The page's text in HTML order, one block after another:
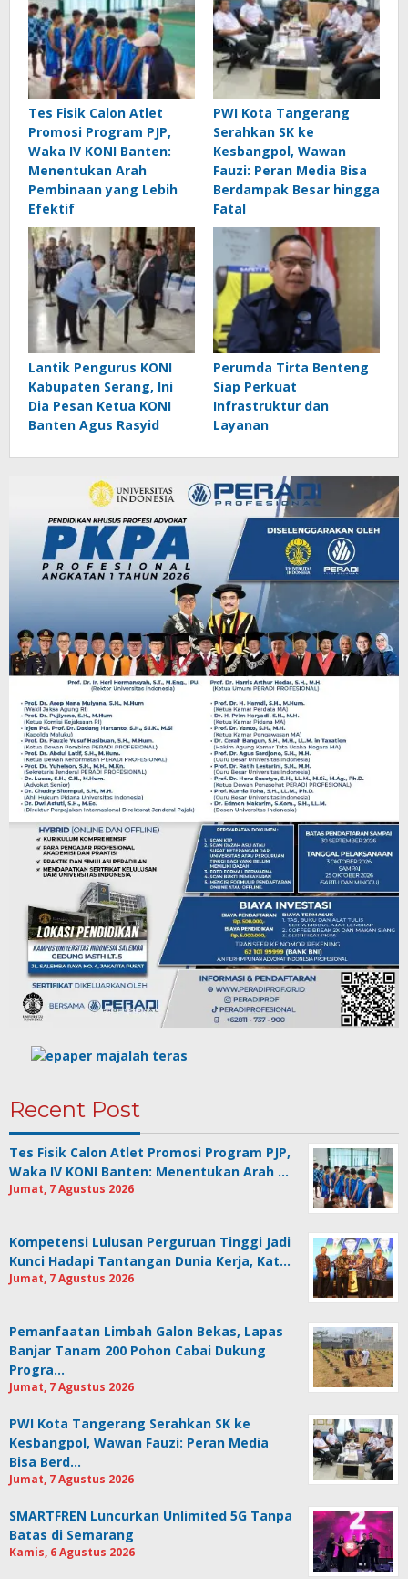
Tes Fisik Calon Atlet
Promosi Program PJP,
Waka IV KONI Banten:
Menentukan Arah
Pembinaan yang Lebih
Efektif
PWI Kota Tangerang
Serahkan SK ke
Kesbangpol, Wawan
Fauzi: Peran Media Bisa
Berdampak Besar hingga
Fatal
Lantik Pengurus KONI
Kabupaten Serang, Ini
Dia Pesan Ketua KONI
Banten Agus Rasyid
Perumda Tirta Benteng
Siap Perkuat
Infrastruktur dan
Layanan
Recent Post
Tes Fisik Calon Atlet Promosi Program PJP,
Waka IV KONI Banten: Menentukan Arah …
Jumat, 7 Agustus 2026
Kompetensi Lulusan Perguruan Tinggi Jadi
Kunci Hadapi Tantangan Dunia Kerja, Kat…
Jumat, 7 Agustus 2026
Pemanfaatan Limbah Galon Bekas, Lapas
Banjar Tanam 200 Pohon Cabai Dukung
Progra…
Jumat, 7 Agustus 2026
PWI Kota Tangerang Serahkan SK ke
Kesbangpol, Wawan Fauzi: Peran Media
Bisa Berd…
Jumat, 7 Agustus 2026
SMARTFREN Luncurkan Unlimited 5G Tanpa
Batas di Semarang
Kamis, 6 Agustus 2026